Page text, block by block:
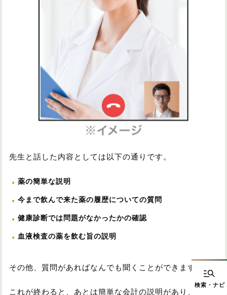
先生と話した内容としては以下の通りです。
薬の簡単な説明
今まで飲んで来た薬の履歴についての質問
健康診断では問題がなかったかの確認
血液検査の薬を飲む旨の説明
その他、質問があればなんでも聞くことができます。
これが終わると、あとは簡単な会計の説明があり、診察